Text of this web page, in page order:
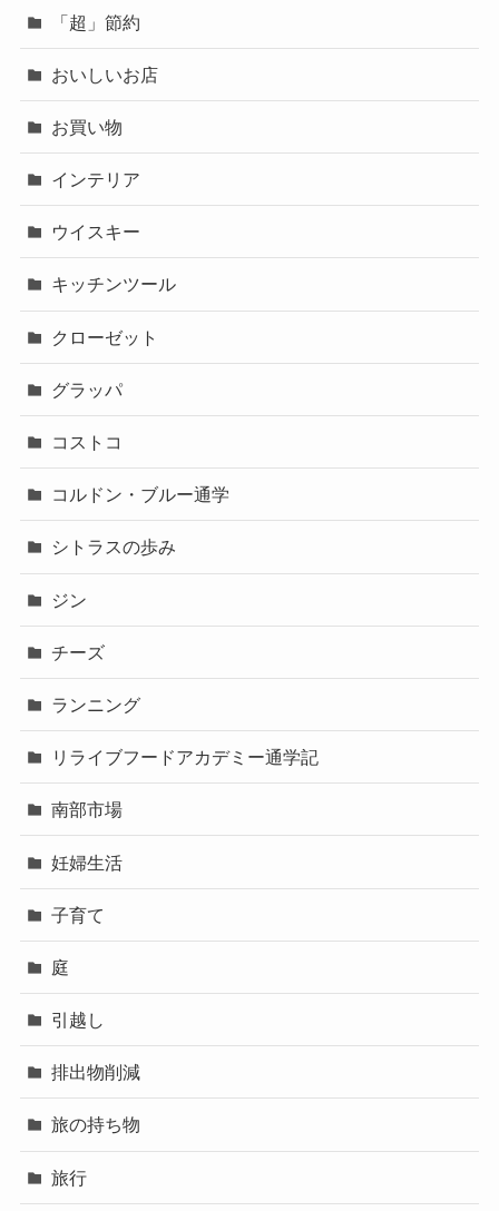
「超」節約
おいしいお店
お買い物
インテリア
ウイスキー
キッチンツール
クローゼット
グラッパ
コストコ
コルドン・ブルー通学
シトラスの歩み
ジン
チーズ
ランニング
リライブフードアカデミー通学記
南部市場
妊婦生活
子育て
庭
引越し
排出物削減
旅の持ち物
旅行